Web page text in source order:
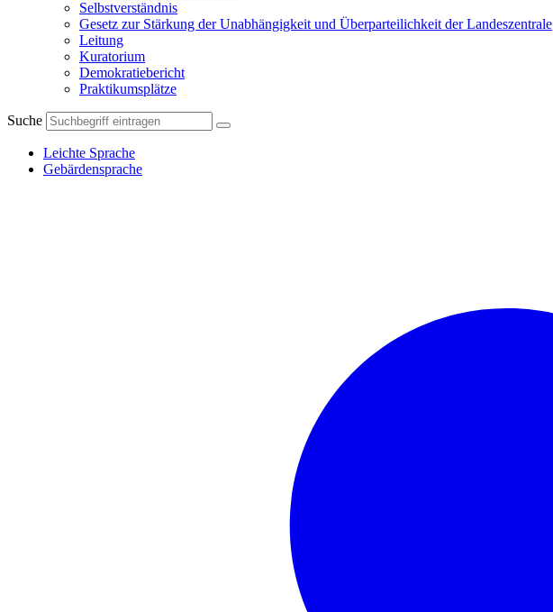
Selbstverständnis
Gesetz zur Stärkung der Unabhängigkeit und Überparteilichkeit der Landeszentrale
Leitung
Kuratorium
Demokratiebericht
Praktikumsplätze
Suche
Leichte Sprache
Gebärdensprache